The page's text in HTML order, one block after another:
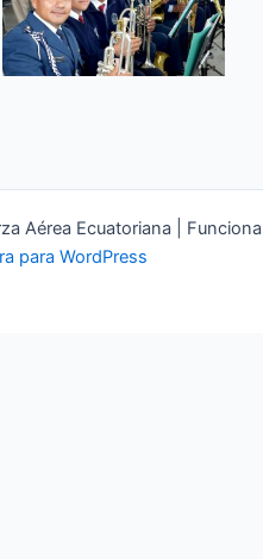
Aérea Ecuatoriana | Funciona
para WordPress